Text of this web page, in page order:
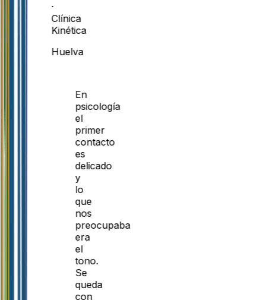
·
Clínica
Kinética
Huelva
En
psicología
el
primer
contacto
es
delicado
y
lo
que
nos
preocupaba
era
el
tono.
Se
queda
con